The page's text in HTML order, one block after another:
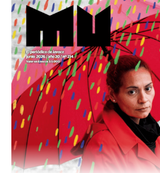
Este número 215 de MU ☝️viene
podría ser una frase:
Sin
Descargar la Mu en PDF